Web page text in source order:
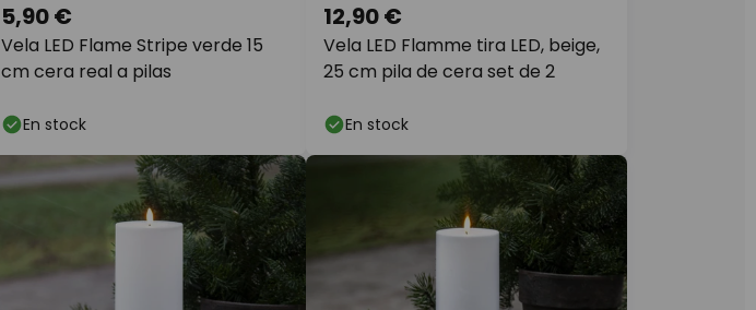
Vela LED Flame Stripe verde 15
cm cera real a pilas
5,90 €
En stock
Vela LED Flamme tira LED, beige,
25 cm pila de cera set de 2
12,90 €
En stock